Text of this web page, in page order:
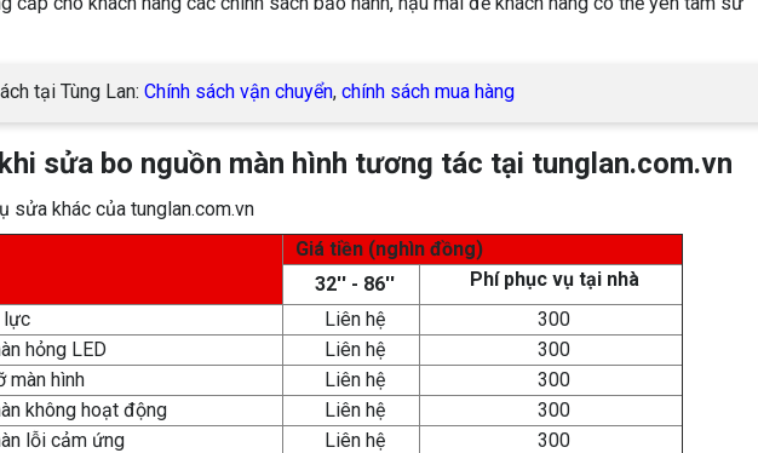
tại Tùng Lan: Chính sách vận chuyển, chính sách mua hàng
sửa bo nguồn màn hình tương tác tại tunglan.com.vn
sửa khác của tunglan.com.vn
Giá tiền (nghìn đồng)
32'' - 86''
Phí phục vụ tại nhà
lực Liên hệ
300
hỏng LED Liên hệ
300
màn hình Liên hệ
300
không hoạt động Liên hệ
300
lỗi cảm ứng Liên hệ
300